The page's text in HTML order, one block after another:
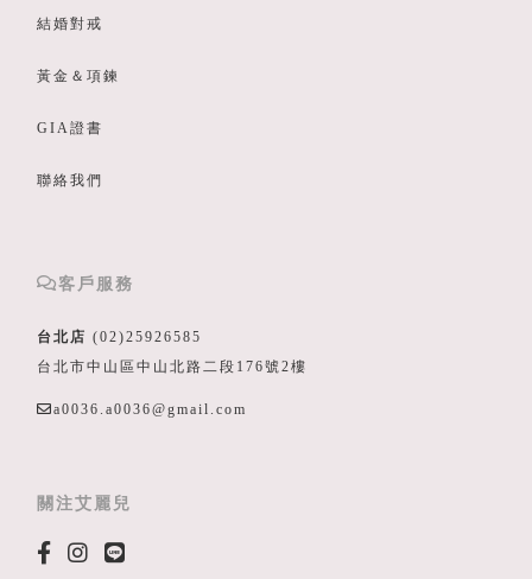
結婚對戒
黃金＆項鍊
GIA證書
聯絡我們
客戶服務
台北店 (02)25926585
台北市中山區中山北路二段176號2樓
a0036.a0036@gmail.com
關注艾麗兒